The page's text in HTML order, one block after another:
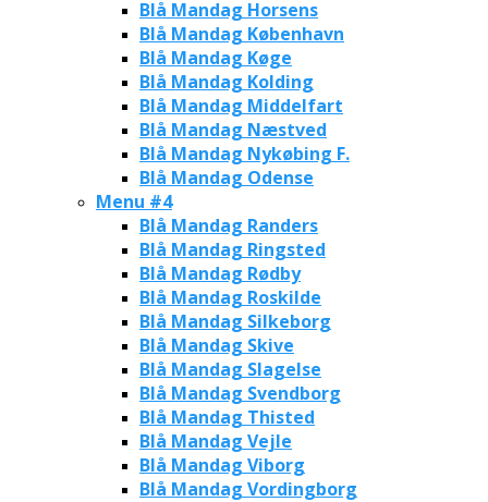
Blå Mandag Horsens
Blå Mandag København
Blå Mandag Køge
Blå Mandag Kolding
Blå Mandag Middelfart
Blå Mandag Næstved
Blå Mandag Nykøbing F.
Blå Mandag Odense
Menu #4
Blå Mandag Randers
Blå Mandag Ringsted
Blå Mandag Rødby
Blå Mandag Roskilde
Blå Mandag Silkeborg
Blå Mandag Skive
Blå Mandag Slagelse
Blå Mandag Svendborg
Blå Mandag Thisted
Blå Mandag Vejle
Blå Mandag Viborg
Blå Mandag Vordingborg